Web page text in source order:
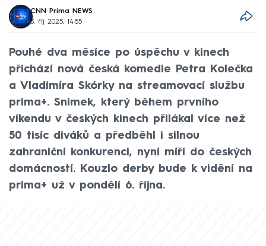
CNN Prima NEWS
3. říj 2025, 14:55
Pouhé dva měsíce po úspěchu v kinech
přichází nová česká komedie Petra Kolečka
a Vladimíra Skórky na streamovací službu
prima+. Snímek, který během prvního
víkendu v českých kinech přilákal více než
50 tisíc diváků a předběhl i silnou
zahraniční konkurenci, nyní míří do českých
domácností. Kouzlo derby bude k vidění na
prima+ už v pondělí 6. října.